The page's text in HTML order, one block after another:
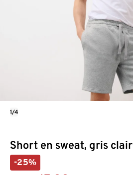
Short en sweat, gris clair
-25%
1/4